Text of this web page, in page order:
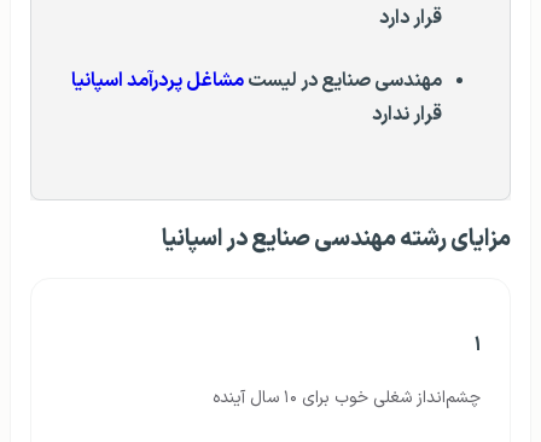
قرار دارد
مهندسی صنایع در لیستمشاغل پردرآمد اسپانیا
قرار ندارد
مزایای رشته مهندسی صنایع در اسپانیا
۱
چشم‌انداز شغلی خوب برای ۱۰ سال آینده